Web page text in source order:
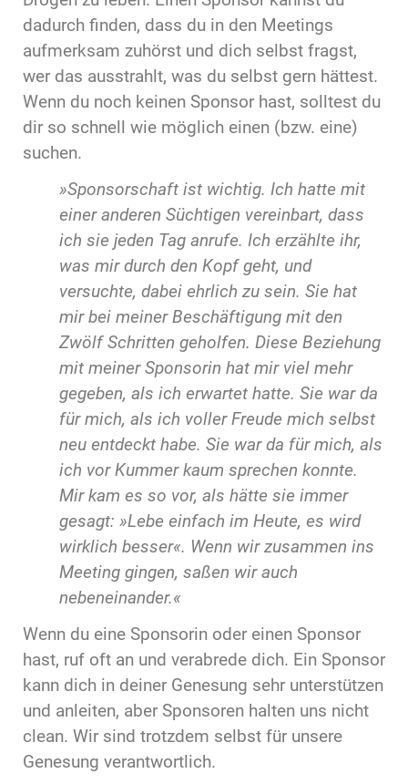
dadurch finden, dass du in den Meetings
aufmerksam zuhörst und dich selbst fragst,
wer das ausstrahlt, was du selbst gern hättest.
Wenn du noch keinen Sponsor hast, solltest du
dir so schnell wie möglich einen (bzw. eine)
suchen.
»Sponsorschaft ist wichtig. Ich hatte mit
einer anderen Süchtigen vereinbart, dass
ich sie jeden Tag anrufe. Ich erzählte ihr,
was mir durch den Kopf geht, und
versuchte, dabei ehrlich zu sein. Sie hat
mir bei meiner Beschäftigung mit den
Zwölf Schritten geholfen. Diese Beziehung
mit meiner Sponsorin hat mir viel mehr
gegeben, als ich erwartet hatte. Sie war da
für mich, als ich voller Freude mich selbst
neu entdeckt habe. Sie war da für mich, als
ich vor Kummer kaum sprechen konnte.
Mir kam es so vor, als hätte sie immer
gesagt: »Lebe einfach im Heute, es wird
wirklich besser«. Wenn wir zusammen ins
Meeting gingen, saßen wir auch
nebeneinander.«
Wenn du eine Sponsorin oder einen Sponsor
hast, ruf oft an und verabrede dich. Ein Sponsor
kann dich in deiner Genesung sehr unterstützen
und anleiten, aber Sponsoren halten uns nicht
clean. Wir sind trotzdem selbst für unsere
Genesung verantwortlich.